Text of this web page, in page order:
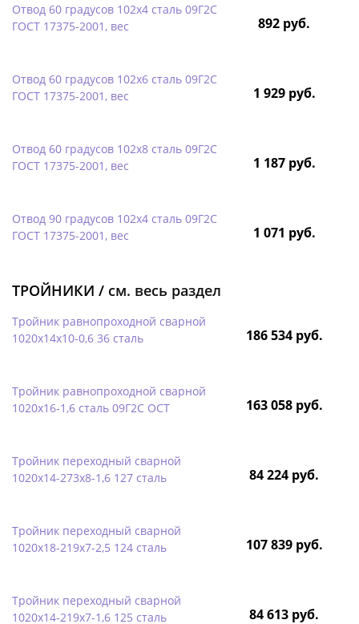
Отвод 60 градусов 102х4 сталь 09Г2С
ГОСТ 17375-2001, вес
892 руб.
Отвод 60 градусов 102х6 сталь 09Г2С
ГОСТ 17375-2001, вес
1 929 руб.
Отвод 60 градусов 102х8 сталь 09Г2С
ГОСТ 17375-2001, вес
1 187 руб.
Отвод 90 градусов 102х4 сталь 09Г2С
ГОСТ 17375-2001, вес
1 071 руб.
ТРОЙНИКИ / см. весь раздел
Тройник равнопроходной сварной
1020х14х10-0,6 36 сталь
186 534 руб.
Тройник равнопроходной сварной
1020х16-1,6 сталь 09Г2С ОСТ
163 058 руб.
Тройник переходный сварной
1020х14-273х8-1,6 127 сталь
84 224 руб.
Тройник переходный сварной
1020х18-219х7-2,5 124 сталь
107 839 руб.
Тройник переходный сварной
1020х14-219х7-1,6 125 сталь
84 613 руб.